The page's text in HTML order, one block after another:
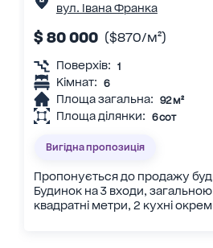
вул. Івана Франка
$ 80 000 ($870/м²)
Поверхів: 1
Кімнат: 6
Площа загальна: 92 м²
Площа ділянки: 6 сот
Вигідна пропозиція
Пропонується до продажу
Будинок на 3 входи,
квадратні метри, 2 кухні